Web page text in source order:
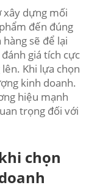
xây dựng mối
đến đúng
sẽ để lại
giá tích cực
Khi lựa chọn
kinh doanh.
hiệu mạnh
trọng đối với
chọn